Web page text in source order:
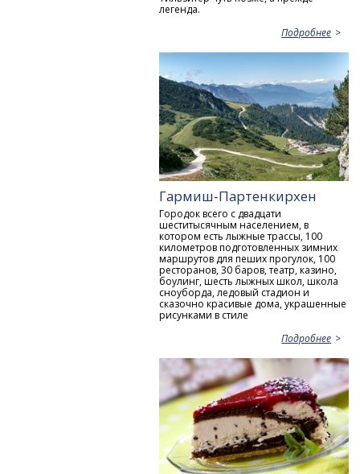
легенда.
Подробнее
Гармиш-Партенкирхен
Городок всего с двадцати
шеститысячным населением, в
котором есть лыжные трассы, 100
километров подготовленных зимних
маршрутов для пеших прогулок, 100
ресторанов, 30 баров, театр, казино,
боулинг, шесть лыжных школ, школа
сноуборда, ледовый стадион и
сказочно красивые дома, украшенные
рисунками в стиле
Подробнее